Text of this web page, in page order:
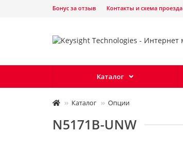
Бонус за отзыв Контакты и схема проезда
Каталог
Каталог Опции
N5171B-UNW